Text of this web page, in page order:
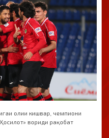
олии кишвар, чемпиони
вориди рақобат